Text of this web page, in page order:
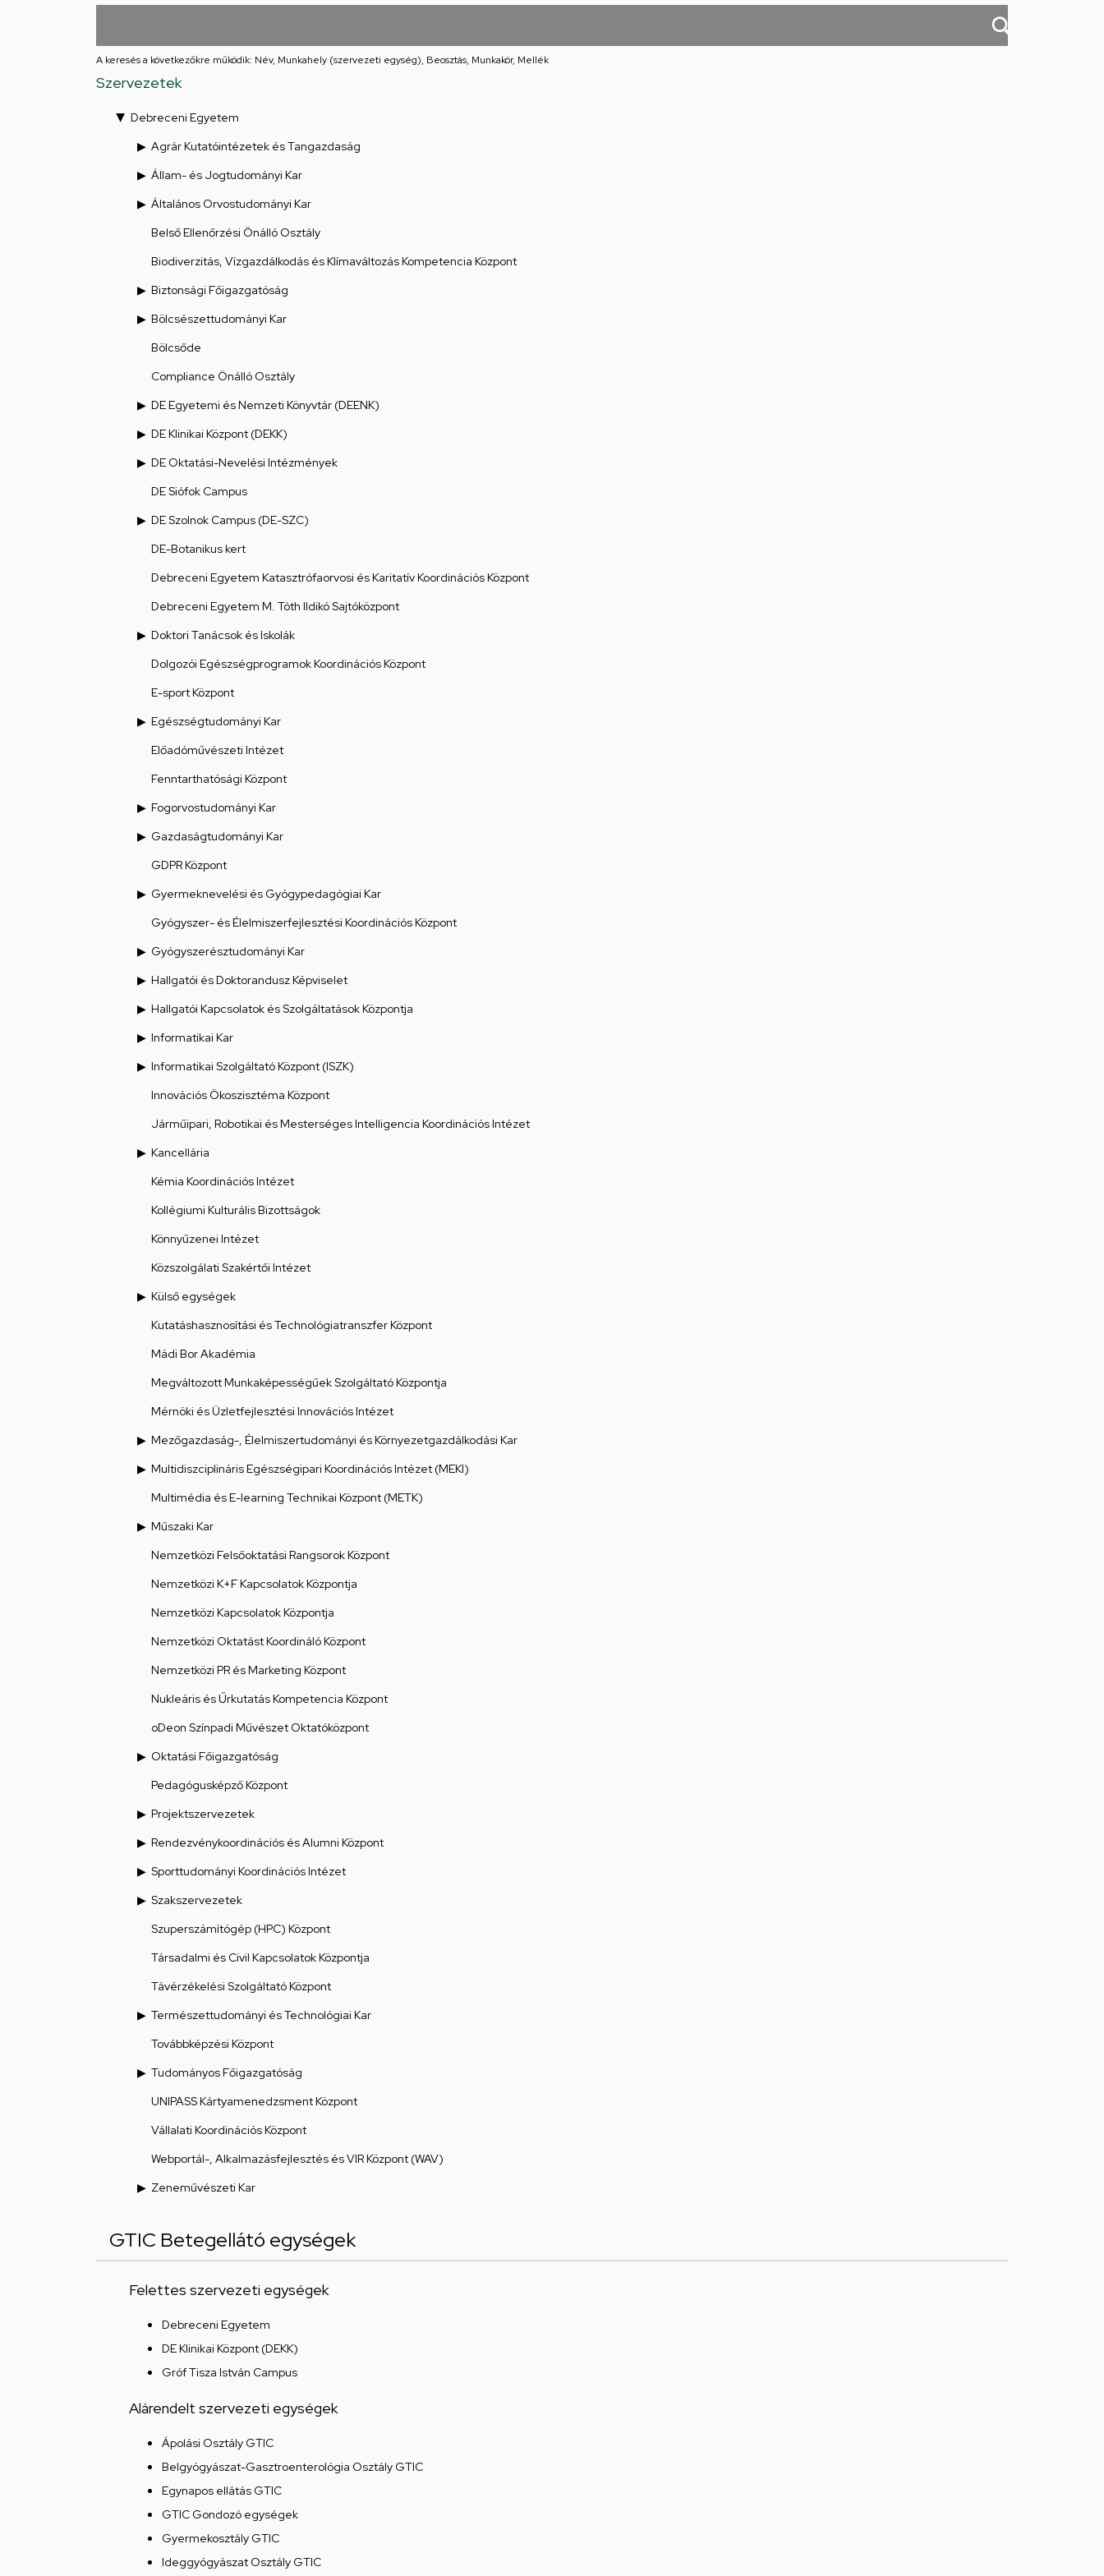
feladatellátási
A keresés a következőkre működik: Név, Munkahely (szervezeti egység), Beosztás, Munkakör, Mellék
Szervezetek
Debreceni Egyetem
Agrár Kutatóintézetek és Tangazdaság
Állam- és Jogtudományi Kar
Általános Orvostudományi Kar
Belső Ellenőrzési Önálló Osztály
Biodiverzitás, Vízgazdálkodás és Klímaváltozás Kompetencia Központ
Biztonsági Főigazgatóság
Bölcsészettudományi Kar
Bölcsőde
Compliance Önálló Osztály
DE Egyetemi és Nemzeti Könyvtár (DEENK)
DE Klinikai Központ (DEKK)
DE Oktatási-Nevelési Intézmények
DE Siófok Campus
DE Szolnok Campus (DE-SZC)
DE-Botanikus kert
Debreceni Egyetem Katasztrófaorvosi és Karitatív Koordinációs Központ
Debreceni Egyetem M. Tóth Ildikó Sajtóközpont
Doktori Tanácsok és Iskolák
Dolgozói Egészségprogramok Koordinációs Központ
E-sport Központ
Egészségtudományi Kar
Előadóművészeti Intézet
Fenntarthatósági Központ
Fogorvostudományi Kar
Gazdaságtudományi Kar
GDPR Központ
Gyermeknevelési és Gyógypedagógiai Kar
Gyógyszer- és Élelmiszerfejlesztési Koordinációs Központ
Gyógyszerésztudományi Kar
Hallgatói és Doktorandusz Képviselet
Hallgatói Kapcsolatok és Szolgáltatások Központja
Informatikai Kar
Informatikai Szolgáltató Központ (ISZK)
Innovációs Ökoszisztéma Központ
Járműipari, Robotikai és Mesterséges Intelligencia Koordinációs Intézet
Kancellária
Kémia Koordinációs Intézet
Kollégiumi Kulturális Bizottságok
Könnyűzenei Intézet
Közszolgálati Szakértői Intézet
Külső egységek
Kutatáshasznosítási és Technológiatranszfer Központ
Mádi Bor Akadémia
Megváltozott Munkaképességűek Szolgáltató Központja
Mérnöki és Üzletfejlesztési Innovációs Intézet
Mezőgazdaság-, Élelmiszertudományi és Környezetgazdálkodási Kar
Multidiszciplináris Egészségipari Koordinációs Intézet (MEKI)
Multimédia és E-learning Technikai Központ (METK)
Műszaki Kar
Nemzetközi Felsőoktatási Rangsorok Központ
Nemzetközi K+F Kapcsolatok Központja
Nemzetközi Kapcsolatok Központja
Nemzetközi Oktatást Koordináló Központ
Nemzetközi PR és Marketing Központ
Nukleáris és Űrkutatás Kompetencia Központ
oDeon Színpadi Művészet Oktatóközpont
Oktatási Főigazgatóság
Pedagógusképző Központ
Projektszervezetek
Rendezvénykoordinációs és Alumni Központ
Sporttudományi Koordinációs Intézet
Szakszervezetek
Szuperszámítógép (HPC) Központ
Társadalmi és Civil Kapcsolatok Központja
Távérzékelési Szolgáltató Központ
Természettudományi és Technológiai Kar
Továbbképzési Központ
Tudományos Főigazgatóság
UNIPASS Kártyamenedzsment Központ
Vállalati Koordinációs Központ
Webportál-, Alkalmazásfejlesztés és VIR Központ (WAV)
Zeneművészeti Kar
GTIC Betegellátó egységek
Felettes szervezeti egységek
Debreceni Egyetem
DE Klinikai Központ (DEKK)
Gróf Tisza István Campus
Alárendelt szervezeti egységek
Ápolási Osztály GTIC
Belgyógyászat-Gasztroenterológia Osztály GTIC
Egynapos ellátás GTIC
GTIC Gondozó egységek
Gyermekosztály GTIC
Ideggyógyászat Osztály GTIC